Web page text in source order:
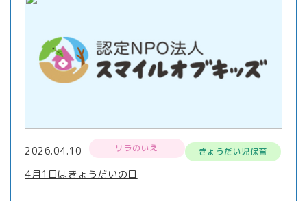
2026.04.10 リラのいえ きょうだい児保育
4月1日はきょうだいの日